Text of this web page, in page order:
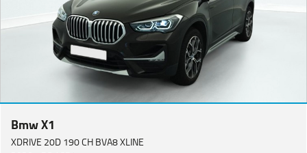
Bmw X1
XDRIVE 20D 190 CH BVA8 XLINE